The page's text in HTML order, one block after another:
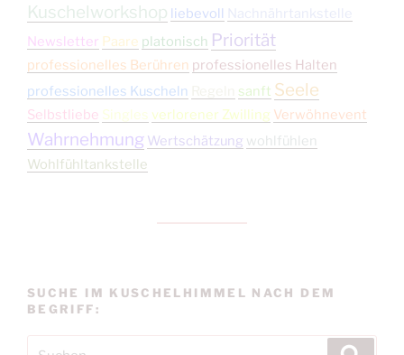
Kuschelworkshop liebevoll Nachnährtankstelle
Newsletter Paare platonisch Priorität
professionelles Berühren professionelles Halten
professionelles Kuscheln
sanft Seele
Selbstliebe Singles verlorener Zwilling Verwöhnevent
Wahrnehmung Wertschätzung wohlfühlen
Wohlfühltankstelle
SUCHE IM KUSCHELHIMMEL NACH DEM
BEGRIFF: